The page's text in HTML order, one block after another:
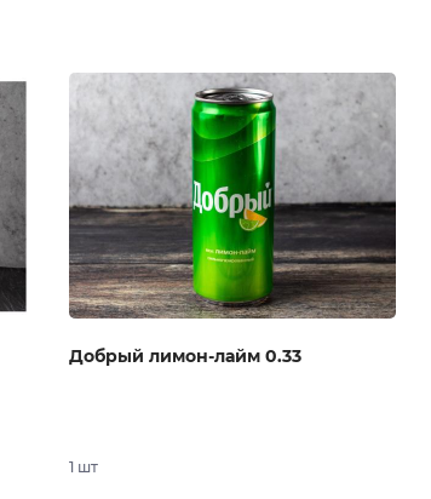
Добрый лимон-лайм 0.33
1 шт